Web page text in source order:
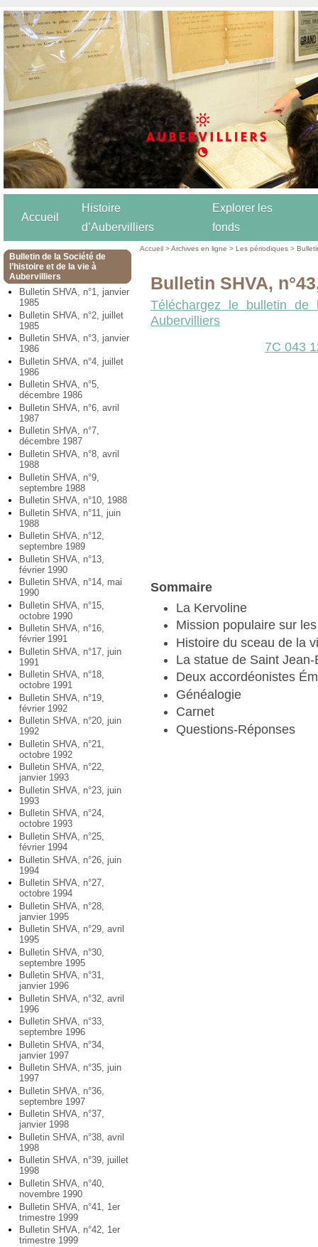
Accueil
Histoire
d’Aubervilliers
Explorer les
fonds
Bulletin de la Société de
l’histoire et de la vie à
Aubervilliers
Bulletin SHVA, n°1, janvier
1985
Bulletin SHVA, n°2, juillet
1985
Bulletin SHVA, n°3, janvier
1986
Bulletin SHVA, n°4, juillet
1986
Bulletin SHVA, n°5,
décembre 1986
Bulletin SHVA, n°6, avril
1987
Bulletin SHVA, n°7,
décembre 1987
Bulletin SHVA, n°8, avril
1988
Bulletin SHVA, n°9,
septembre 1988
Bulletin SHVA, n°10, 1988
Bulletin SHVA, n°11, juin
1988
Bulletin SHVA, n°12,
septembre 1989
Bulletin SHVA, n°13,
février 1990
Bulletin SHVA, n°14, mai
1990
Bulletin SHVA, n°15,
octobre 1990
Bulletin SHVA, n°16,
février 1991
Bulletin SHVA, n°17, juin
1991
Bulletin SHVA, n°18,
octobre 1991
Bulletin SHVA, n°19,
février 1992
Bulletin SHVA, n°20, juin
1992
Bulletin SHVA, n°21,
octobre 1992
Bulletin SHVA, n°22,
janvier 1993
Bulletin SHVA, n°23, juin
1993
Bulletin SHVA, n°24,
octobre 1993
Bulletin SHVA, n°25,
février 1994
Bulletin SHVA, n°26, juin
1994
Bulletin SHVA, n°27,
octobre 1994
Bulletin SHVA, n°28,
janvier 1995
Bulletin SHVA, n°29, avril
1995
Bulletin SHVA, n°30,
septembre 1995
Bulletin SHVA, n°31,
janvier 1996
Bulletin SHVA, n°32, avril
1996
Bulletin SHVA, n°33,
septembre 1996
Bulletin SHVA, n°34,
janvier 1997
Bulletin SHVA, n°35, juin
1997
Bulletin SHVA, n°36,
septembre 1997
Bulletin SHVA, n°37,
janvier 1998
Bulletin SHVA, n°38, avril
1998
Bulletin SHVA, n°39, juillet
1998
Bulletin SHVA, n°40,
novembre 1990
Bulletin SHVA, n°41, 1er
trimestre 1999
Bulletin SHVA, n°42, 1er
trimestre 1999
Accueil >Archives en ligne >Les périodiques >
Bulletin SHVA,
Téléchargez le bulletin
Aubervilliers
7C 043
Sommaire
La Kervoline
Mission populaire sur
Histoire du sceau de la
La statue de Saint
Deux accordéonistes
Généalogie
Carnet
Questions-Réponses